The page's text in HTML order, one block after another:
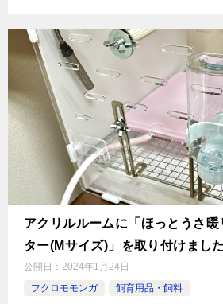
アクリルルームに「ほっとうさ
ター(Mサイズ)」を取り付けました
公開日： 2024年1月24日
フクロモモンガ
飼育用品・飼料